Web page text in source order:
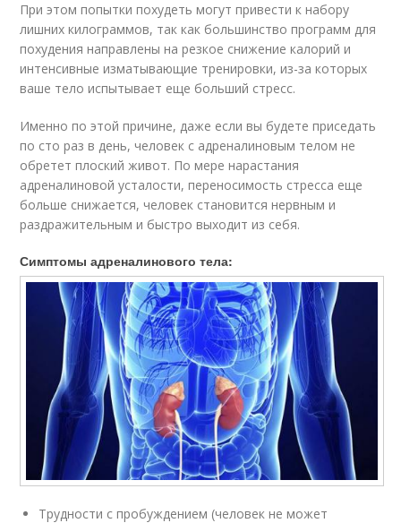
При этом попытки похудеть могут привести к набору
лишних килограммов, так как большинство программ для
похудения направлены на резкое снижение калорий и
интенсивные изматывающие тренировки, из-за которых
ваше тело испытывает еще больший стресс.
Именно по этой причине, даже если вы будете приседать
по сто раз в день, человек с адреналиновым телом не
обретет плоский живот. По мере нарастания
адреналиновой усталости, переносимость стресса еще
больше снижается, человек становится нервным и
раздражительным и быстро выходит из себя.
Симптомы адреналинового тела:
Трудности с пробуждением (человек не может